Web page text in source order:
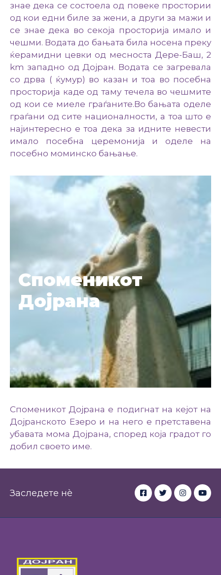
знае дека се состоела од повеке простории
од кои едни биле за жени, а други за мажи и
се знае дека во секоја просторија имало и
чешми. Водата до бањата била носена преку
ќерамидни цевки од месноста Дере-Баш, 2
km западно од Дојран. Водата се загревала
со дрва ( ќумур) во казан и тоа во посебна
просторија каде од таму течела во чешмите
од кои се миеле граѓаните.Во бањата оделе
граѓани од сите националности, а тоа што е
најинтересно е тоа дека за идните невести
имало посебна церемонија и оделе на
посебно моминско бањање.
Споменикот
Дојрана
Споменикот Дојрана е подигнат на кејот на
Дојранското Езеро и на него е претставена
убавата мома Дојрана, според која градот го
добил своето име.
Заследете нè